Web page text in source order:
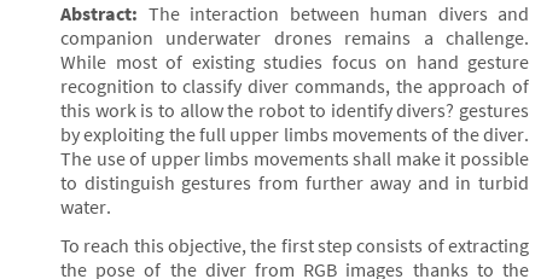
Abstract: The interaction between human divers and
companion underwater drones remains a challenge.
While most of existing studies focus on hand gesture
recognition to classify diver commands, the approach of
this work is to allow the robot to identify divers? gestures
by exploiting the full upper limbs movements of the diver.
The use of upper limbs movements shall make it possible
to distinguish gestures from further away and in turbid
water.
To reach this objective, the first step consists of extracting
the pose of the diver from RGB images thanks to the